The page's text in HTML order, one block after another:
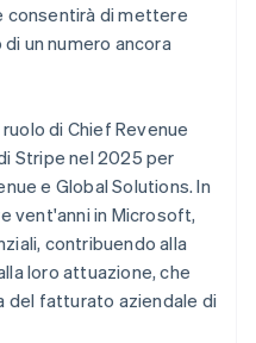
consentirà di mettere
un numero ancora
di Chief Revenue
Stripe nel 2025 per
e Global Solutions. In
vent'anni in Microsoft,
contribuendo alla
loro attuazione, che
del fatturato aziendale di